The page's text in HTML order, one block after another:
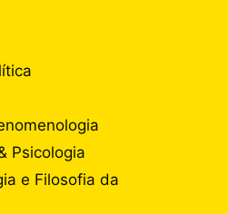
Psicologia
e Filosofia da